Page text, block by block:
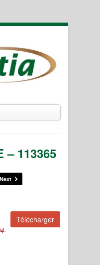
– 113365
Next
Télécharger